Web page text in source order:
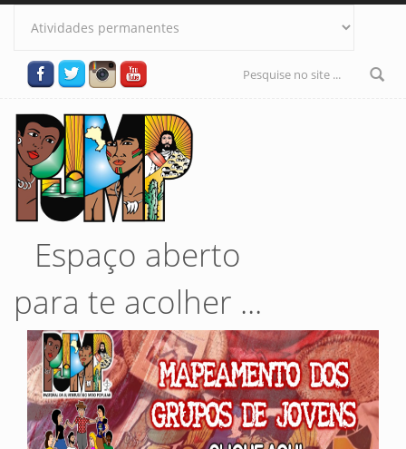
Pular para o conteúdo principal
Formulário
Espaço aberto
para te acolher ...